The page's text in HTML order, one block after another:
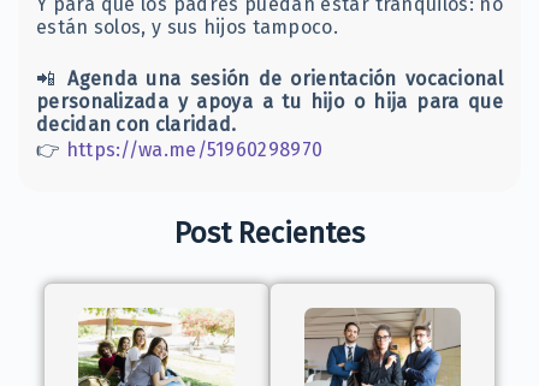
están solos, y sus hijos tampoco.
📲Agenda una sesión de orientación vocacional
personalizada y apoya a tu hijo o hija para que
decidan con claridad.
👉 https://wa.me/51960298970
Post Recientes